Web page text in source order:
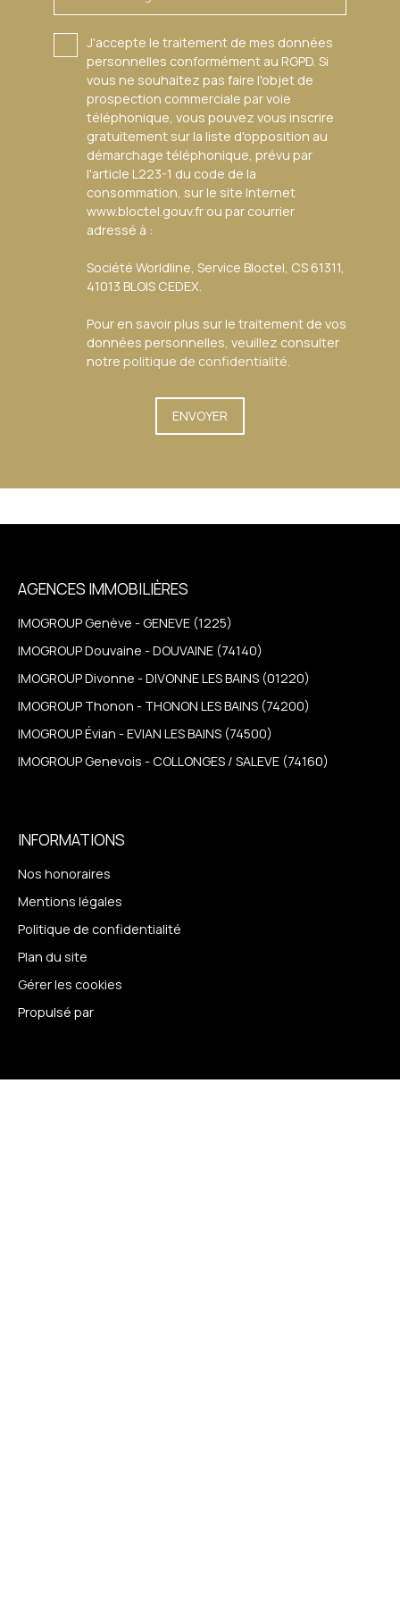
J'accepte le traitement de mes données
personnelles conformément au RGPD. Si
vous ne souhaitez pas faire l'objet de
prospection commerciale par voie
téléphonique, vous pouvez vous inscrire
gratuitement sur la liste d'opposition au
démarchage téléphonique, prévu par
l'article L223-1 du code de la
consommation, sur le site Internet
www.bloctel.gouv.fr ou par courrier
adressé à :
Société Worldline, Service Bloctel, CS 61311,
41013 BLOIS CEDEX.
Pour en savoir plus sur le traitement de vos
données personnelles, veuillez consulter
notre politique de confidentialité
ENVOYER
AGENCES IMMOBILIÈRES
IMOGROUP Genève - GENEVE (1225)
IMOGROUP Douvaine - DOUVAINE (74140)
IMOGROUP Divonne - DIVONNE LES BAINS (01220)
IMOGROUP Thonon - THONON LES BAINS (74200)
IMOGROUP Évian - EVIAN LES BAINS (74500)
IMOGROUP Genevois - COLLONGES / SALEVE (74160)
INFORMATIONS
Nos honoraires
Mentions légales
Politique de confidentialité
Plan du site
Gérer les cookies
Propulsé par